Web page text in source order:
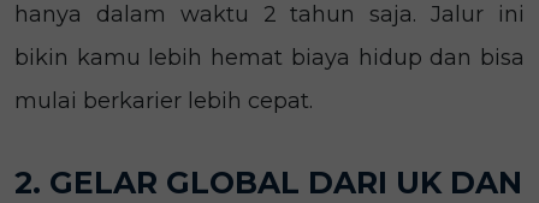
hanya dalam waktu 2 tahun saja. Jalur ini
bikin kamu lebih hemat biaya hidup dan bisa
mulai berkarier lebih cepat.
2. GELAR GLOBAL DARI UK DAN